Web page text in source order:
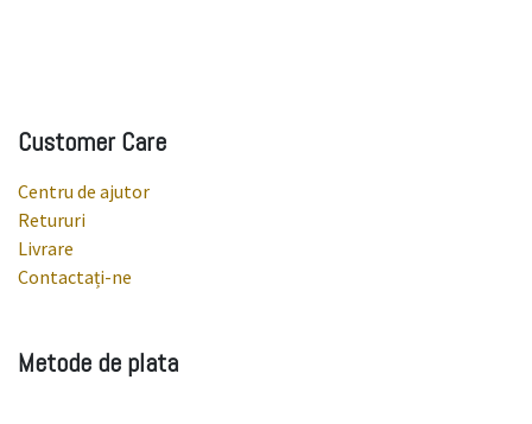
Customer Care
Centru de ajutor
Retururi
Livrare
Contactați-ne
Metode de plata